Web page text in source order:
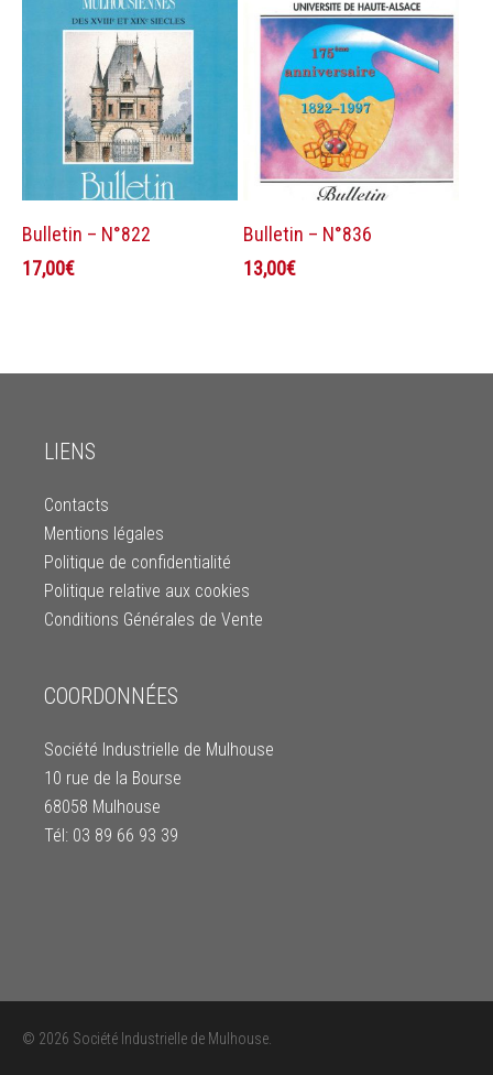
Bulletin – N°822
17,00€
Bulletin – N°836
13,00€
LIENS
Contacts
Mentions légales
Politique de confidentialité
Politique relative aux cookies
Conditions Générales de Vente
COORDONNÉES
Société Industrielle de Mulhouse
10 rue de la Bourse
68058 Mulhouse
Tél: 03 89 66 93 39
© 2026 Société Industrielle de Mulhouse.